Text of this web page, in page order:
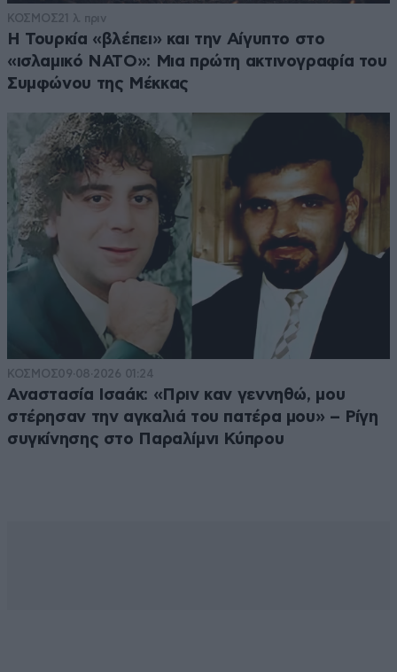
ΚΟΣΜΟΣ21 λ. πριν
Η Τουρκία «βλέπει» και την Αίγυπτο στο
«ισλαμικό ΝΑΤΟ»: Μια πρώτη ακτινογραφία του
Συμφώνου της Μέκκας
ΚΟΣΜΟΣ09·08·2026 01:24
Αναστασία Ισαάκ: «Πριν καν γεννηθώ, μου
στέρησαν την αγκαλιά του πατέρα μου» – Ρίγη
συγκίνησης στο Παραλίμνι Κύπρου